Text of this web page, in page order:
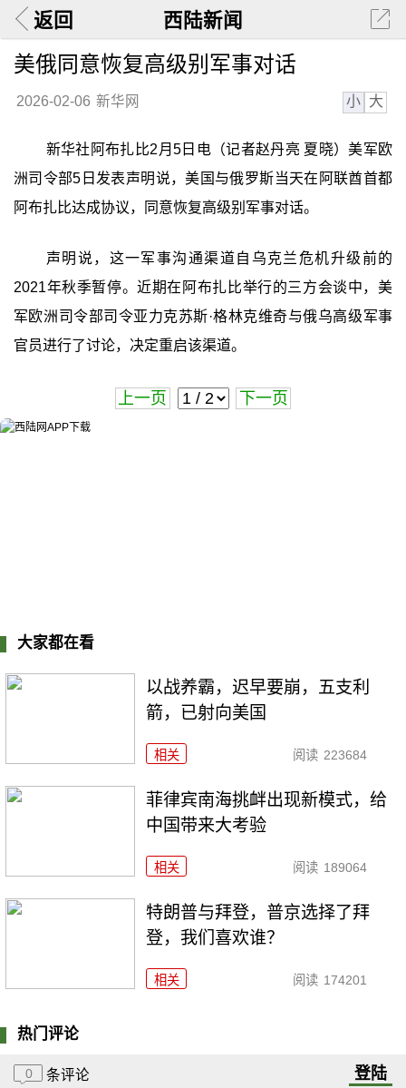
返回 西陆新闻
美俄同意恢复高级别军事对话
2026-02-06 新华网 小 大
新华社阿布扎比2月5日电（记者赵丹亮 夏晓）美军欧
洲司令部5日发表声明说，美国与俄罗斯当天在阿联酋首都
阿布扎比达成协议，同意恢复高级别军事对话。
声明说，这一军事沟通渠道自乌克兰危机升级前的
2021年秋季暂停。近期在阿布扎比举行的三方会谈中，美
军欧洲司令部司令亚力克苏斯·格林克维奇与俄乌高级军事
官员进行了讨论，决定重启该渠道。
上一页 下一页
大家都在看
以战养霸，迟早要崩，五支利
箭，已射向美国
相关 阅读 223684
菲律宾南海挑衅出现新模式，给
中国带来大考验
相关 阅读 189064
特朗普与拜登，普京选择了拜
登，我们喜欢谁？
相关 阅读 174201
热门评论
0 条评论 登陆